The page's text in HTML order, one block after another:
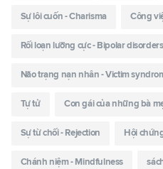
Sự lôi cuốn - Charisma Công
Rối loạn lưỡng cực - Bipolar disorders
Não trạng nạn nhân - Victim
Tự tử Con gái của những bà
Sự từ chối - Rejection Hội
Chánh niệm - Mindfulness